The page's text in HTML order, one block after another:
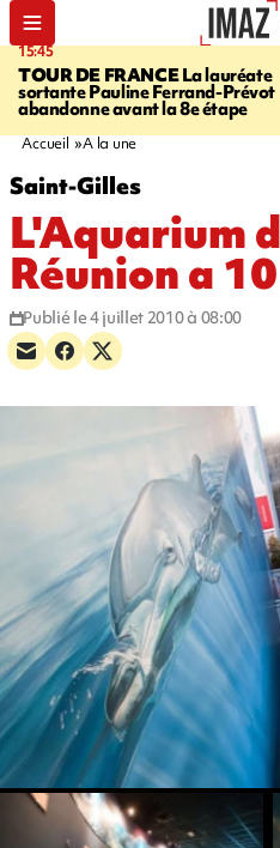
15:45
TOUR DE FRANCELa lauréate
sortante Pauline Ferrand-Prévot
abandonne avant la 8e étape
Accueil A la une
Saint-Gilles
L'Aquarium
Réunion a
Publié le 4 juillet 2010 à 08:00